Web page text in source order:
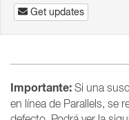
Get updates
Importante: Si una
en línea de Parallels, se